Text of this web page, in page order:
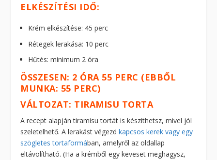
ELKÉSZÍTÉSI IDŐ:
Krém elkészítése: 45 perc
Rétegek lerakása: 10 perc
Hűtés: minimum 2 óra
ÖSSZESEN: 2 ÓRA 55 PERC (EBBŐL
MUNKA: 55 PERC)
VÁLTOZAT: TIRAMISU TORTA
A recept alapján tiramisu tortát is készíthetsz, mivel jól
szeletelhető. A lerakást végezdkapcsos kerek vagy egy
szögletes tortaformában, amelyről az oldallap
eltávolítható. (Ha a krémből egy keveset meghagysz,